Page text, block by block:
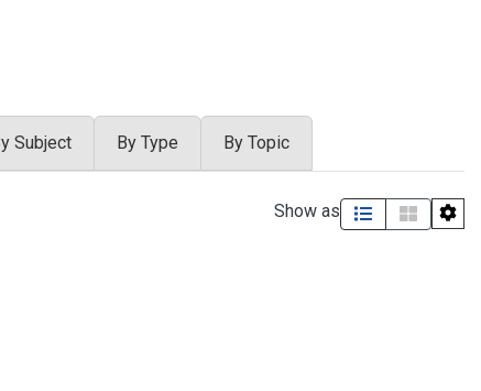
Subject By Type By Topic
Show as